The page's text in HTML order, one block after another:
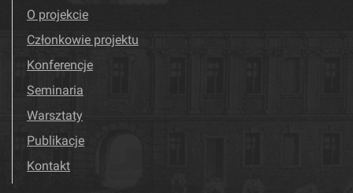
O projekcie
Członkowie projektu
Konferencje
Seminaria
Warsztaty
Publikacje
Kontakt